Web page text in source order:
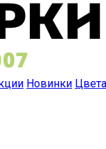
Новинки Цвета